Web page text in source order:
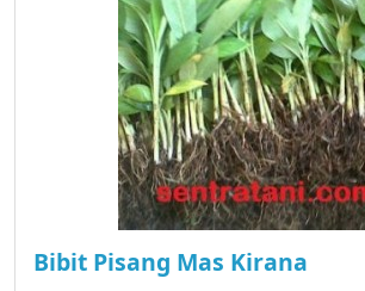
Bibit Pisang Mas Kirana